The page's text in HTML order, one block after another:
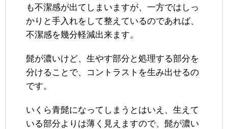
も不潔感が出てしまいますが、一方ではしっ
かりと手入れをして整えているのであれば、
不潔感を幾分軽減出来ます。
髭が濃いけど、生やす部分と処理する部分を
分けることで、コントラストを生み出せるの
です。
いくら青髭になってしまうとはいえ、生えて
いる部分よりは薄く見えますので、髭が濃い